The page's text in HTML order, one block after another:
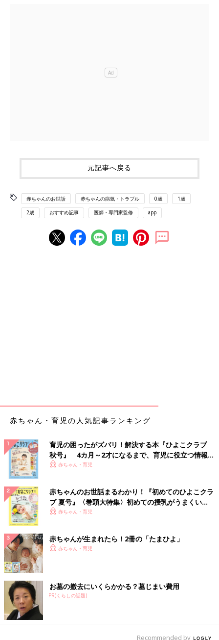
元記事へ戻る
赤ちゃんのお世話 赤ちゃんの病気・トラブル 0歳 1歳
2歳 おすすめ記事 医師・専門家監修 app
赤ちゃん・育児の人気記事ランキング
育児の困ったがズバリ！解決する本『ひよこクラブ
秋号』 4カ月～2才になるまで、育児に役立つ情報が
いっぱい！
赤ちゃん・育児
赤ちゃんのお世話まるわかり！『初めてのひよこクラ
ブ 夏号』〈巻頭大特集〉初めての授乳がうまくい
く！ おっぱい・ミルクの基本と夏のトラブル 解決テ
赤ちゃん・育児
赤ちゃんが生まれたら！2冊の「たまひよ」
赤ちゃん・育児
お墓の撤去にいくらかかる？墓じまい費用
PR(くらしの話題)
Recommended by